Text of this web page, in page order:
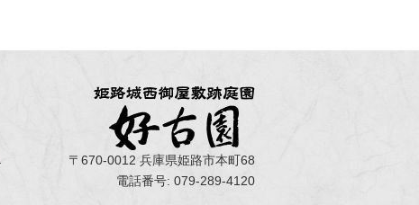
〒670-0012 兵庫県姫路市本町68
電話番号: 079-289-4120